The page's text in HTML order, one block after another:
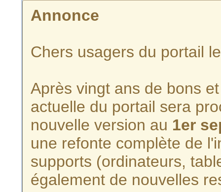
Annonce
Chers usagers du portail
Après vingt ans de bons
actuelle du portail sera
nouvelle version au 1er
une refonte complète de
supports (ordinateurs,
également de nouvelles